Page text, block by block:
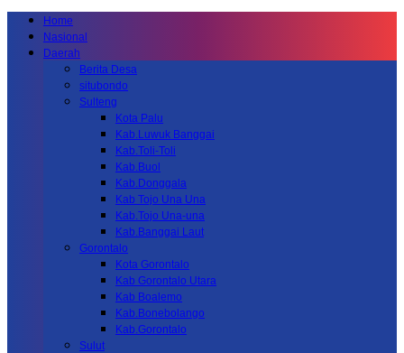
Home
Nasional
Daerah
Berita Desa
situbondo
Sulteng
Kota Palu
Kab.Luwuk Banggai
Kab.Toli-Toli
Kab.Buol
Kab.Donggala
Kab Tojo Una Una
Kab.Tojo Una-una
Kab.Banggai Laut
Gorontalo
Kota Gorontalo
Kab Gorontalo Utara
Kab Boalemo
Kab.Bonebolango
Kab.Gorontalo
Sulut